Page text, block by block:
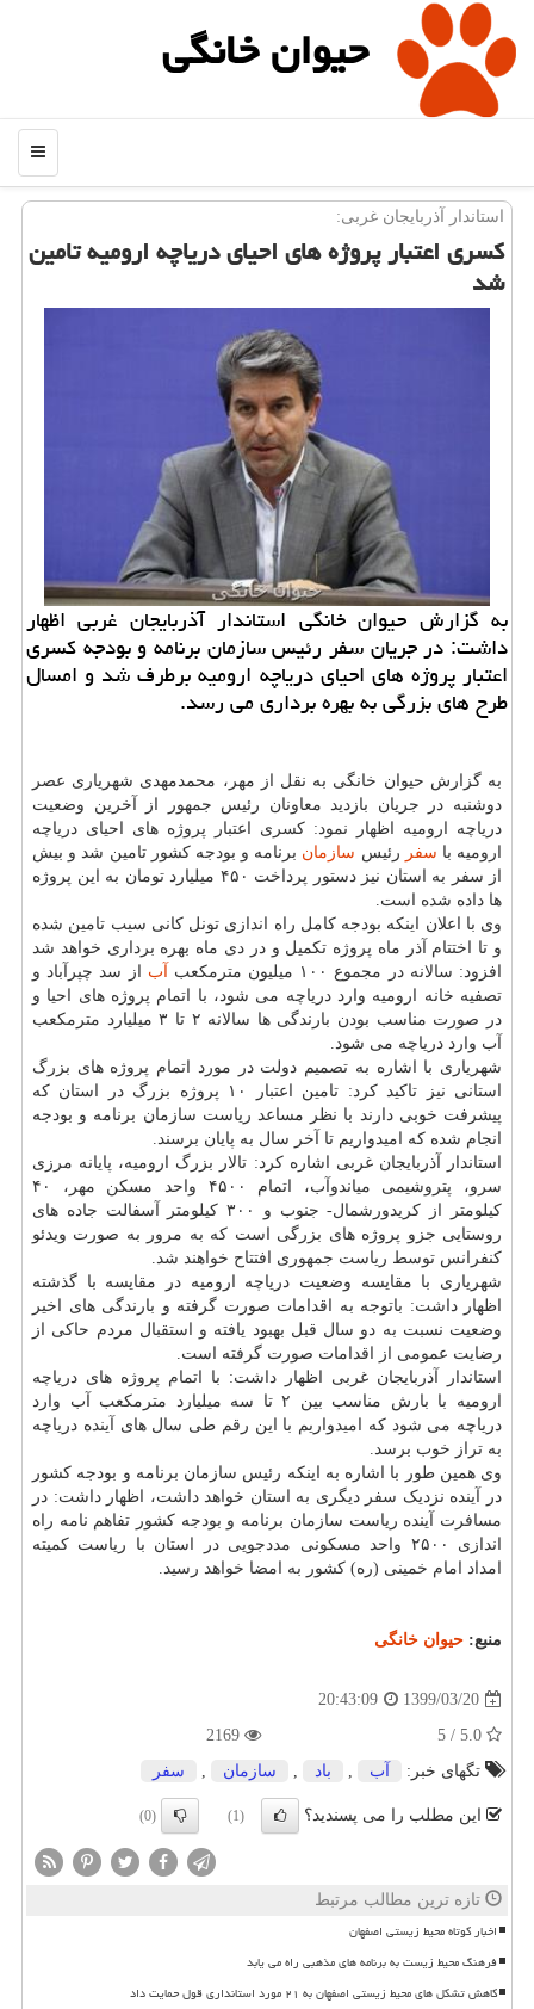
حیوان خانگی
منو
استاندار آذربایجان غربی:
كسری اعتبار پروژه های احیای دریاچه ارومیه تامین
شد
به گزارش حیوان خانگی استاندار آذربایجان غربی اظهار
داشت: در جریان سفر رئیس سازمان برنامه و بودجه كسری
اعتبار پروژه های احیای دریاچه ارومیه برطرف شد و امسال
طرح های بزرگی به بهره برداری می رسد.
به گزارش حیوان خانگی به نقل از مهر، محمدمهدی شهریاری عصر
دوشنبه در جریان بازدید معاونان رئیس جمهور از آخرین وضعیت
دریاچه ارومیه اظهار نمود: کسری اعتبار پروژه های احیای دریاچه
ارومیه با سفر رئیس سازمان برنامه و بودجه کشور تامین شد و بیش
از سفر به استان نیز دستور پرداخت ۴۵۰ میلیارد تومان به این پروژه
ها داده شده است.
وی با اعلان اینکه بودجه کامل راه اندازی تونل کانی سیب تامین شده
و تا اختتام آذر ماه پروژه تکمیل و در دی ماه بهره برداری خواهد شد
افزود: سالانه در مجموع ۱۰۰ میلیون مترمکعب
آب از سد چپرآباد و
تصفیه خانه ارومیه وارد دریاچه می شود، با اتمام پروژه های احیا و
در صورت مناسب بودن بارندگی ها سالانه ۲ تا ۳ میلیارد مترمکعب
آب وارد دریاچه می شود.
شهریاری با اشاره به تصمیم دولت در مورد اتمام پروژه های بزرگ
استانی نیز تاکید کرد: تامین اعتبار ۱۰ پروژه بزرگ در استان که
پیشرفت خوبی دارند با نظر مساعد ریاست سازمان برنامه و بودجه
انجام شده که امیدواریم تا آخر سال به پایان برسند.
استاندار آذربایجان غربی اشاره کرد: تالار بزرگ ارومیه، پایانه مرزی
سرو، پتروشیمی میاندوآب، اتمام ۴۵۰۰ واحد مسکن مهر، ۴۰
کیلومتر از کریدورشمال- جنوب و ۳۰۰ کیلومتر آسفالت جاده های
روستایی جزو پروژه های بزرگی است که به مرور به صورت ویدئو
کنفرانس توسط ریاست جمهوری افتتاح خواهند شد.
شهریاری با مقایسه وضعیت دریاچه ارومیه در مقایسه با گذشته
اظهار داشت: باتوجه به اقدامات صورت گرفته و بارندگی های اخیر
وضعیت نسبت به دو سال قبل بهبود یافته و استقبال مردم حاکی از
رضایت عمومی از اقدامات صورت گرفته است.
استاندار آذربایجان غربی اظهار داشت: با اتمام پروژه های دریاچه
ارومیه با بارش مناسب بین ۲ تا سه میلیارد مترمکعب آب وارد
دریاچه می شود که امیدواریم با این رقم طی سال های آینده دریاچه
به تراز خوب برسد.
وی همین طور با اشاره به اینکه رئیس سازمان برنامه و بودجه کشور
در آینده نزدیک سفر دیگری به استان خواهد داشت، اظهار داشت: در
مسافرت آینده ریاست سازمان برنامه و بودجه کشور تفاهم نامه راه
اندازی ۲۵۰۰ واحد مسکونی مددجویی در استان با ریاست کمیته
امداد امام خمینی (ره) کشور به امضا خواهد رسید.
منبع: حیوان خانگی
1399/03/20
20:43:09
تگهای خبر:
آب , باد , سازمان , سفر
این مطلب را می پسندید؟ (1)
(0)
تازه ترین مطالب مرتبط
اخبار کوتاه محیط زیستی اصفهان
فرهنگ محیط زیست به برنامه های مذهبی راه می یابد
کاهش تشکل های محیط زیستی اصفهان به ۲۱ مورد استانداری قول حمایت داد